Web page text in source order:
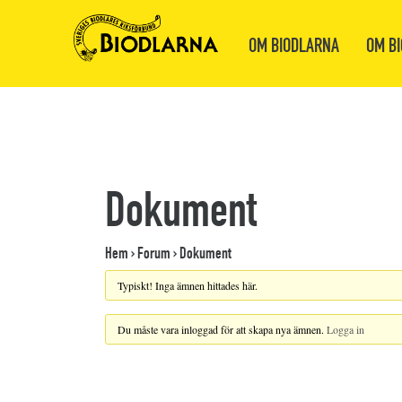
OM BIODLARNA OM
Dokument
Hem›Forum›Dokument
Typiskt! Inga ämnen hittades här.
Du måste vara inloggad för att skapa nya ämnen. Logga in